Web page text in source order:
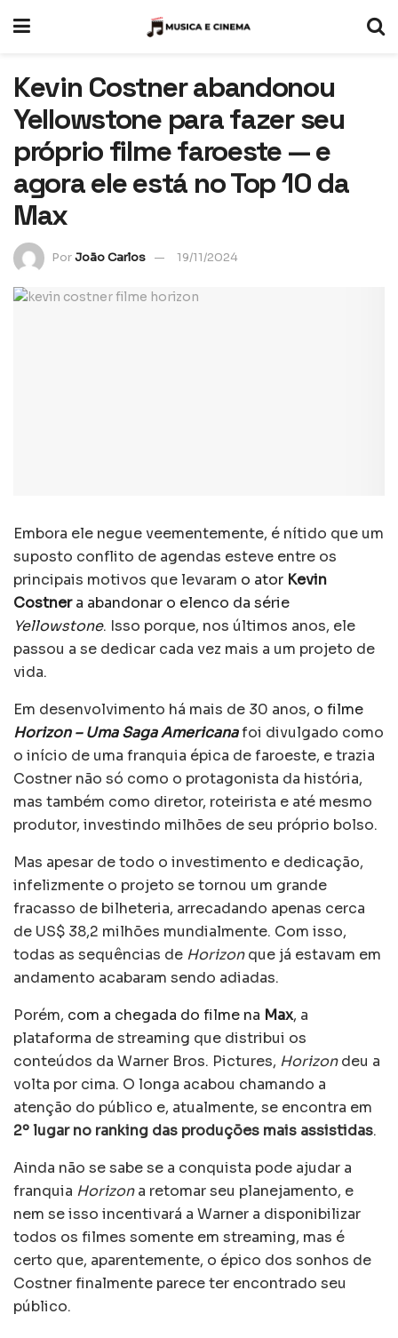
Kevin Costner abandonou
Yellowstone para fazer seu
próprio filme faroeste — e
agora ele está no Top 10 da
Max
PorJoão Carlos 19/11/2024
Embora ele negue veementemente, é nítido que um
suposto conflito de agendas esteve entre os
principais motivos que levaram o ator Kevin
Costnera abandonar o elenco da série
Yellowstone. Isso porque, nos últimos anos, ele
passou a se dedicar cada vez mais a um projeto de
vida.
Em desenvolvimento há mais de 30 anos, o filme
Horizon – Uma Saga Americanafoi divulgado como
o início de uma franquia épica de faroeste, e trazia
Costner não só como o protagonista da história,
mas também como diretor, roteirista e até mesmo
produtor, investindo milhões de seu próprio bolso.
Mas apesar de todo o investimento e dedicação,
infelizmente o projeto se tornou um grande
fracasso de bilheteria, arrecadando apenas cerca
de US$ 38,2 milhões mundialmente. Com isso,
todas as sequências de Horizonque já estavam em
andamento acabaram sendo adiadas.
Porém, com a chegada do filme na Max, a
plataforma de streaming que distribui os
conteúdos da Warner Bros. Pictures, Horizondeu a
volta por cima. O longa acabou chamando a
atenção do público e, atualmente, se encontra em
2º lugar no ranking das produções mais assistidas.
Ainda não se sabe se a conquista pode ajudar a
franquia Horizona retomar seu planejamento, e
nem se isso incentivará a Warner a disponibilizar
todos os filmes somente em streaming, mas é
certo que, aparentemente, o épico dos sonhos de
Costner finalmente parece ter encontrado seu
público.